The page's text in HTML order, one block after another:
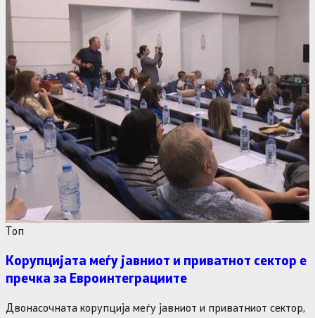
Tоп
Корупцијата меѓу јавниот и приватнот сектор е
пречка за Евроинтеграциите
Двонасочната корупција меѓу јавниот и приватниот сектор,